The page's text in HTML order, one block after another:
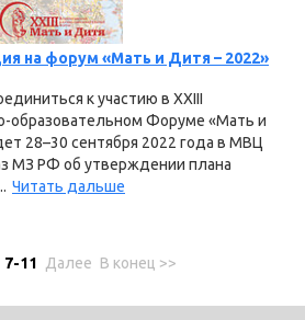
на форум «Мать и Дитя – 2022»
к участию в XXIII
образовательном Форуме «Мать и
28–30 сентября 2022 года в МВЦ
МЗ РФ об утверждении плана
Читать дальше
7-11 Далее В конец >>